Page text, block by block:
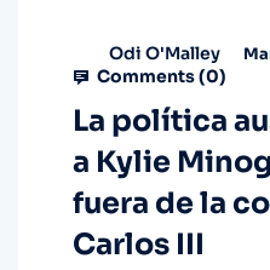
Odi O'Malley
Comments (0)
La política
a Kylie
fuera de la
Carlos III